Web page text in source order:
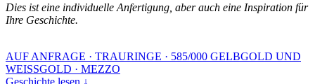
Dies ist eine individuelle Anfertigung, aber auch eine Inspiration für
Ihre Geschichte.
AUF ANFRAGE · TRAURINGE · 585/000 GELBGOLD UND
WEISSGOLD · MEZZO
Geschichte lesen ↓